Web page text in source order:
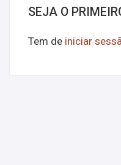
SEJA O
Tem de iniciar